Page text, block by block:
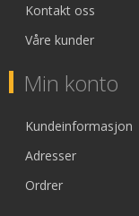
Kontakt oss
Våre kunder
Min konto
Kundeinformasjon
Adresser
Ordrer